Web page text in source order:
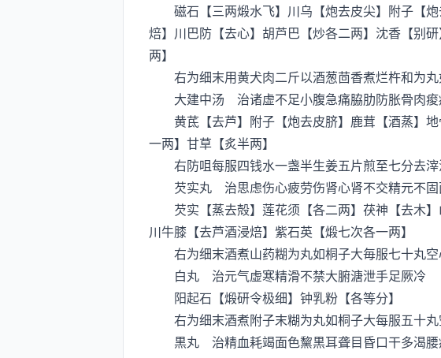
磁石【三两煅水飞】川乌【炮去皮尖】附子【
焙】川巴防【去心】胡芦巴【炒各二两】沈香【别
两】
右为细末用黄犬肉二斤以酒葱茴香煮烂杵和为丸
大建中汤 治诸虚不足小腹急痛脇肋防胀骨肉痠
黄茋【去芦】附子【炮去皮脐】鹿茸【酒蒸】
一两】甘草【炙半两】
右防咀每服四钱水一盏半生姜五片煎至七分去滓
芡实丸 治思虑伤心疲劳伤肾心肾不交精元不固
芡实【蒸去殻】莲花须【各二两】茯神【去木
川牛膝【去芦酒浸焙】紫石英【煅七次各一两】
右为细末酒煮山药糊为丸如桐子大毎服七十丸空
白丸 治元气虚寒精滑不禁大腑溏泄手足厥冷
阳起石【煅研令极细】钟乳粉【各等分】
右为细末酒煮附子末糊为丸如桐子大每服五十丸
黒丸 治精血耗竭面色黧黒耳聋目昏口干多渴腰